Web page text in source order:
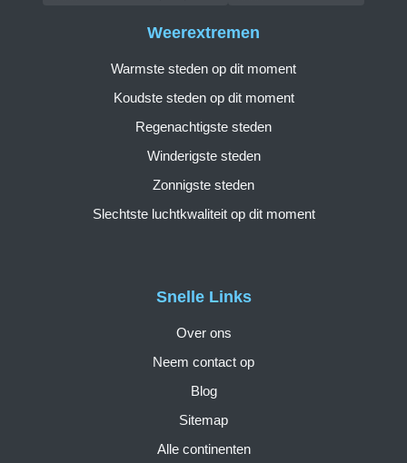
Snelle Links
Over ons
Neem contact op
Blog
Sitemap
Alle continenten
Weerextremen
Warmste steden op dit moment
Koudste steden op dit moment
Regenachtigste steden
Winderigste steden
Zonnigste steden
Slechtste luchtkwaliteit op dit moment